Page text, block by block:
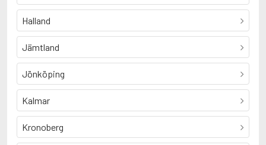
Halland
Jämtland
Jönköping
Kalmar
Kronoberg